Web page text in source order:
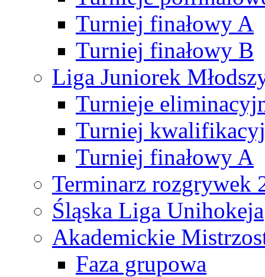
Turniej finałowy A
Turniej finałowy B
Liga Juniorek
Turnieje
Turniej
Turniej finałowy A
Terminarz rozgrywek
Śląska Liga Unihokeja
Akademickie
Faza grupowa